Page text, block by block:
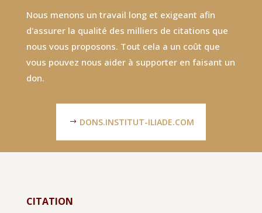
Nous menons un travail long et exigeant afin
d'assurer la qualité des milliers de citations que
nous vous proposons. Tout cela a un coût que
vous pouvez nous aider à supporter en faisant un
don.
DONS.INSTITUT-ILIADE.COM
CITATION